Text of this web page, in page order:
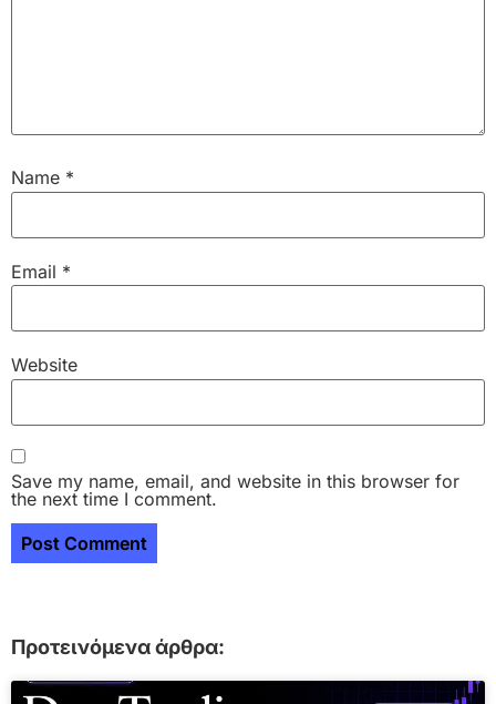
Name *
Email *
Website
Save my name, email, and website in this browser for
the next time I comment.
Προτεινόμενα άρθρα: